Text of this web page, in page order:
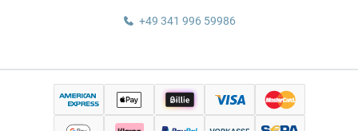
+49 341 996 59986